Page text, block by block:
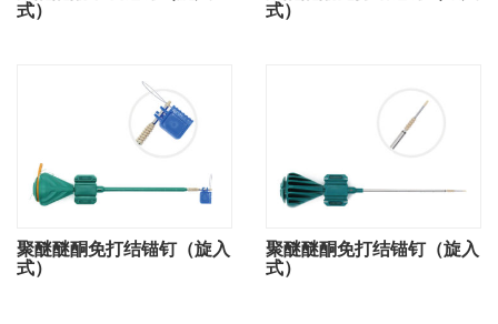
式）
式）
聚醚醚酮免打结锚钉（旋入
式）
聚醚醚酮免打结锚钉（旋入
式）